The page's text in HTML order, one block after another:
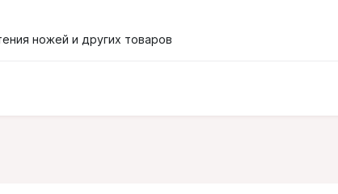
ножей и других товаров